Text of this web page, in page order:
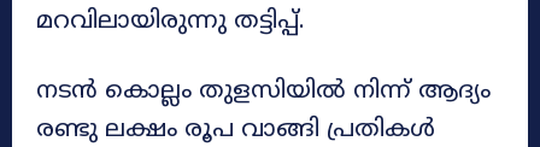
മറവിലായിരുന്നു തട്ടിപ്പ്.
നടൻ കൊല്ലം തുളസിയിൽ നിന്ന് ആദ്യം
രണ്ടു ലക്ഷം രൂപ വാങ്ങി പ്രതികൾ